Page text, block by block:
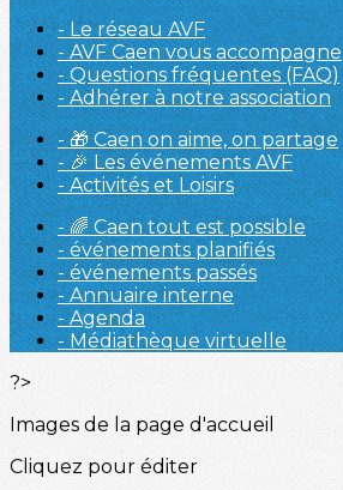
- Le réseau AVF
- AVF Caen vous accompagne
- Questions fréquentes (FAQ)
- Adhérer à notre association
- 🎁 Caen on aime, on partage
- 🎉 Les événements AVF
- Activités et Loisirs
- 🌈 Caen tout est possible
- événements planifiés
- événements passés
- Annuaire interne
- Agenda
- Médiathèque virtuelle
?>
Images de la page d'accueil
Cliquez pour éditer